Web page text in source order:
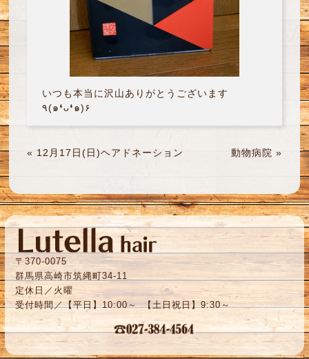
いつも本当に沢山ありがとうございます
٩(๑❛ᴗ❛๑)۶
« 12月17日(日)ヘアドネーション 動物病院 »
〒370-0075
群馬県高崎市筑縄町34-11
定休日／火曜
受付時間／【平日】10:00～ 【土日祝日】9:30～